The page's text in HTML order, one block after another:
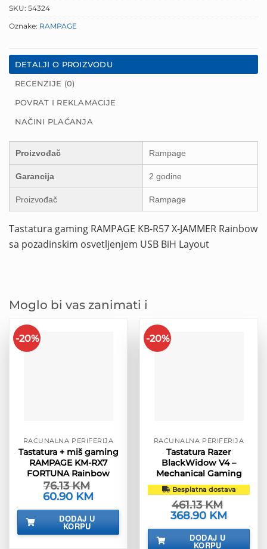
SKU: 54324
Oznake: RAMPAGE
DETALJI O PROIZVODU
RECENZIJE (0)
POVRAT I REKLAMACIJE
NAČINI PLAĆANJA
Proizvođač Rampage
Garancija 2 godine
Proizvođač Rampage
Tastatura gaming RAMPAGE KB-R57 X-JAMMER Rainbow
sa pozadinskim osvetljenjem USB BiH Layout
Moglo bi vas zanimati i
-20%
RAČUNALNA PERIFERIJA
Tastatura + miš gaming
RAMPAGE KM-RX7
FORTUNA Rainbow
76.13KM
Izvorna
cijena
bila
76.13 KM.
60.90 KM
je:
60.90 KM.
DODAJ U
KORPU
-20%
RAČUNALNA PERIFERIJA
Tastatura Razer
BlackWidow V4 –
Mechanical Gaming
Besplatna dostava
461.13KM
Izvorna
cijena
bila
368.90 KM
je:
DODAJ U
KORPU